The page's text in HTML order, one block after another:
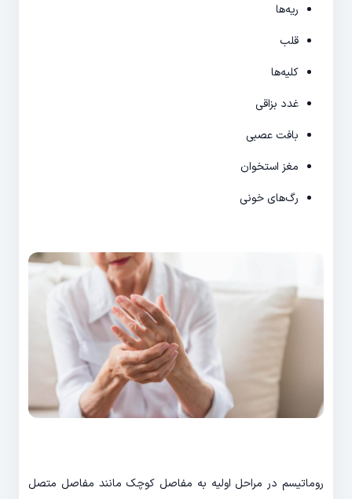
ریه‌ها
قلب
کلیه‌ها
غدد بزاقی
بافت عصبی
مغز استخوان
رگ‌های خونی
روماتیسم در مراحل اولیه به مفاصل کوچک مانند مفاصل متصل